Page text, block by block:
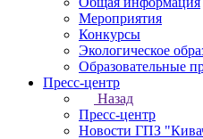
Мероприятия
Конкурсы
Экологическое
Образовательные
Пресс-центр
Назад
Пресс-центр
Новости ГПЗ